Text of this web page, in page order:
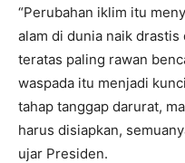
“Perubahan iklim itu
alam di dunia naik
teratas paling rawan
waspada itu menjadi
tahap tanggap darurat,
harus disiapkan,
ujar Presiden.